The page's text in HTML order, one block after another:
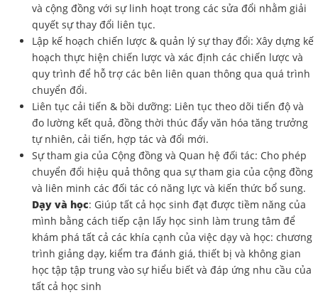
và cộng đồng với sự linh hoạt trong các sửa đổi nhằm giải
quyết sự thay đổi liên tục.
Lập kế hoạch chiến lược & quản lý sự thay đổi: Xây dựng kế
hoạch thực hiện chiến lược và xác định các chiến lược và
quy trình để hỗ trợ các bên liên quan thông qua quá trình
chuyển đổi.
Liên tục cải tiến & bồi dưỡng: Liên tục theo dõi tiến độ và
đo lường kết quả, đồng thời thúc đẩy văn hóa tăng trưởng
tự nhiên, cải tiến, hợp tác và đổi mới.
Sự tham gia của Cộng đồng và Quan hệ đối tác: Cho phép
chuyển đổi hiệu quả thông qua sự tham gia của cộng đồng
và liên minh các đối tác có năng lực và kiến thức bổ sung.
Dạy và học: Giúp tất cả học sinh đạt được tiềm năng của
mình bằng cách tiếp cận lấy học sinh làm trung tâm để
khám phá tất cả các khía cạnh của việc dạy và học: chương
trình giảng dạy, kiểm tra đánh giá, thiết bị và không gian
học tập tập trung vào sự hiểu biết và đáp ứng nhu cầu của
tất cả học sinh